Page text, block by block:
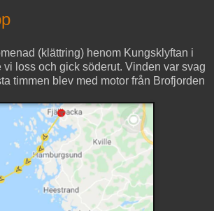
(klättring) henom Kungsklyftan i
vi loss och gick söderut. Vinden var svag
timmen blev med motor från Brofjorden